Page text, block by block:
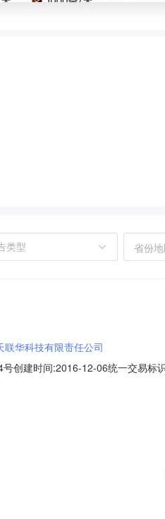
省份
联华科技有限责任公司
创建时间:2016-12-06统一交易
共资源交易中心采购人代码：